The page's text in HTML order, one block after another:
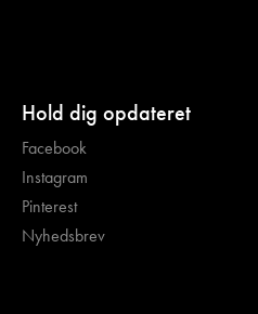
Hold dig opdateret
Facebook
Instagram
Pinterest
Nyhedsbrev